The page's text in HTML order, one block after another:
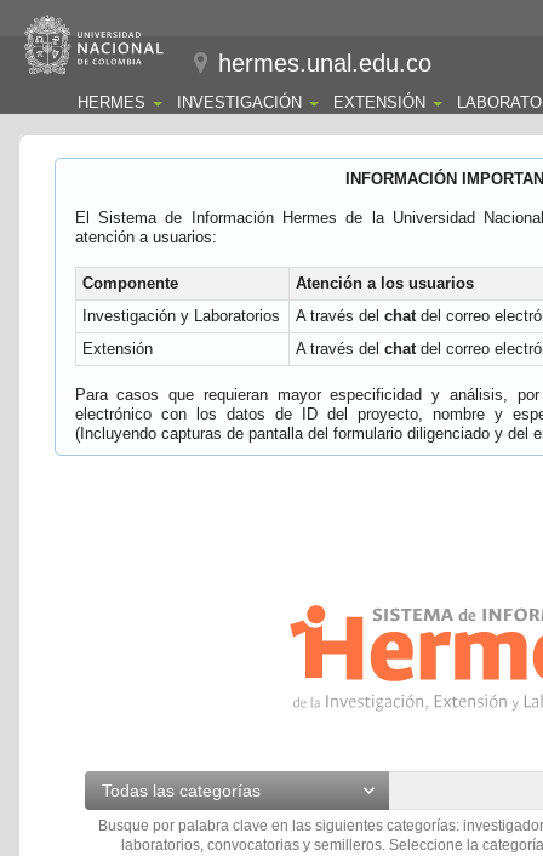
hermes.unal.edu.co
HERMES INVESTIGACIÓN EXTENSIÓN
INFORMACIÓN
El Sistema de Información Hermes de la Universidad
atención a usuarios:
Componente
Atención a los usuarios
Investigación y Laboratorios
A través del chatdel correo
Extensión
A través del chatdel correo
Para casos que requieran mayor especificidad y análisis,
electrónico con los datos de ID del proyecto, nombre y
(Incluyendo capturas de pantalla del formulario diligenciado y del
Todas las categorías
Busque por palabra clave en las siguientes categorías:
laboratorios, convocatorias y semilleros. Seleccione la